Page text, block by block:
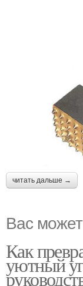
читать дальше →
Вас
Как
уютный